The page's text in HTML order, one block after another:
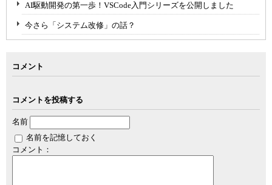
AI駆動開発の第一歩！VSCode入門シリーズを公開しました
今さら「システム改修」の話？
コメント
コメントを投稿する
名前
名前を記憶しておく
コメント：